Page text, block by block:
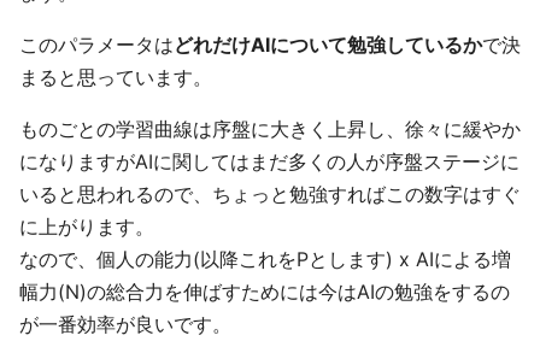
このパラメータはどれだけAIについて勉強しているかで決
まると思っています。
ものごとの学習曲線は序盤に大きく上昇し、徐々に緩やか
になりますがAIに関してはまだ多くの人が序盤ステージに
いると思われるので、ちょっと勉強すればこの数字はすぐ
に上がります。
なので、個人の能力(以降これをPとします) x AIによる増
幅力(N)の総合力を伸ばすためには今はAIの勉強をするの
が一番効率が良いです。